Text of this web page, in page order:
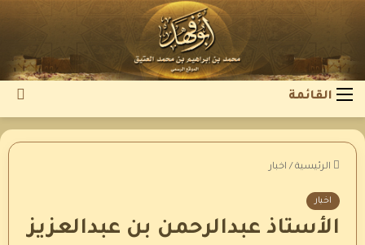
القائمة
الرئيسية / اخبار
اخبار
الأستاذ عبدالرحمن بن عبدالعزيز